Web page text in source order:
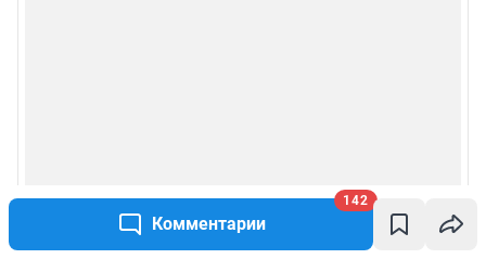
Комментарии
142